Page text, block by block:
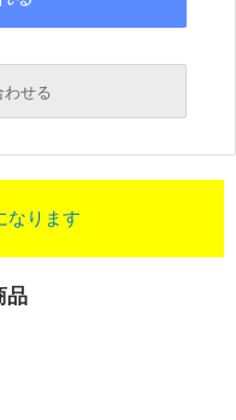
わせる
なります
品